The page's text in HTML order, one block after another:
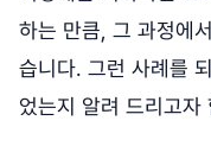
하는 만큼, 그 과정에
습니다. 그런 사례를
었는지 알려 드리고자